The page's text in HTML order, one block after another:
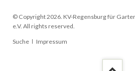
© Copyright 2026. KV-Regensburg für
e.V. All rights reserved.
Navigation
Suche Impressum